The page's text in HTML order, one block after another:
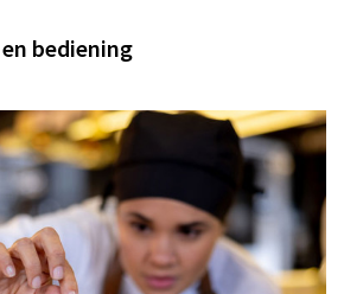
bediening